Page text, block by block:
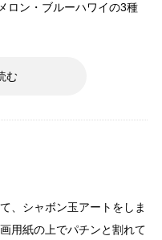
ロン・ブルーハワイの3種
む
、シャボン玉アートをしま
用紙の上でパチンと割れて